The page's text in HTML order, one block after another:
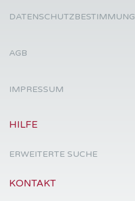
DATENSCHUTZBESTIMMUNG
AGB
IMPRESSUM
HILFE
ERWEITERTE SUCHE
KONTAKT